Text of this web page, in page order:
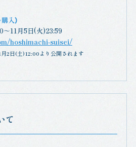
入）
11月5日(火)23:59
hoshimachi-suisei/
2日(土)12:00より公開されます
て